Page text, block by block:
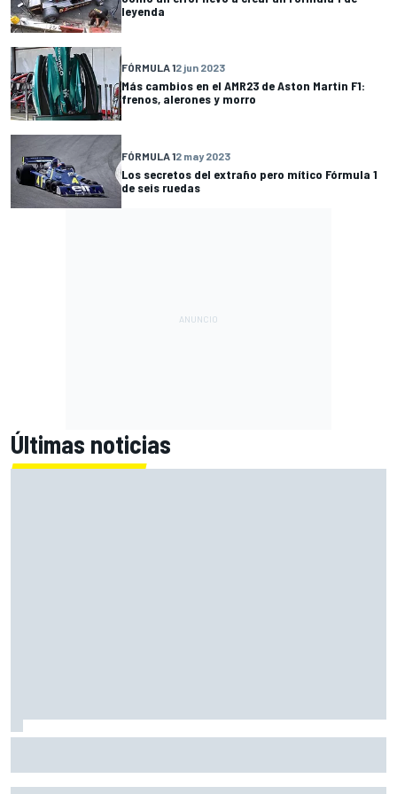
leyenda
FÓRMULA 12 jun 2023
Más cambios en el AMR23 de Aston Martin F1:
frenos, alerones y morro
FÓRMULA 12 may 2023
Los secretos del extraño pero mítico Fórmula 1
de seis ruedas
Últimas noticias